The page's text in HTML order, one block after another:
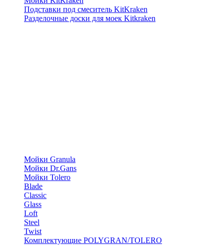
Подставки под смеситель KitKraken
Разделочные доски для моек Kitkraken
Мойки Granula
Мойки Dr.Gans
Мойки Tolero
Blade
Classic
Glass
Loft
Steel
Twist
Комплектующие POLYGRAN/TOLERO